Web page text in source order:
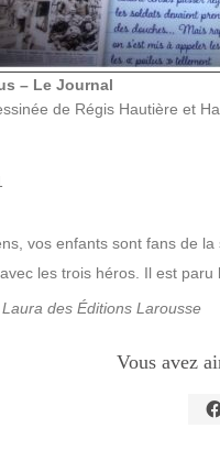
– Le Journal
de Régis Hautière et
vos enfants sont fans de la
les trois héros. Il est paru
des Éditions Larousse
Vous avez